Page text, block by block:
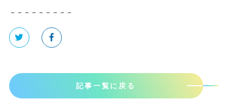
－－－－－－－－－
記事一覧に戻る